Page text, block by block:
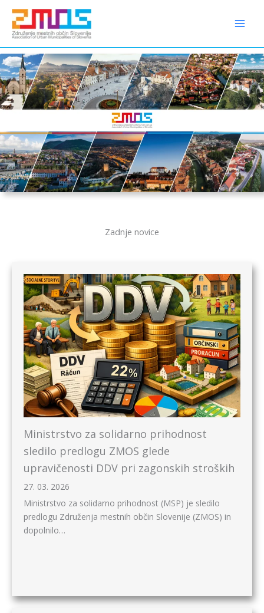
content
Preskoči
vsebino
Zadnje novice
Ministrstvo za solidarno prihodnost
sledilo predlogu ZMOS glede
upravičenosti DDV pri zagonskih stroških
27. 03. 2026
Ministrstvo za solidarno prihodnost (MSP) je sledilo
predlogu Združenja mestnih občin Slovenije (ZMOS) in
dopolnilo…